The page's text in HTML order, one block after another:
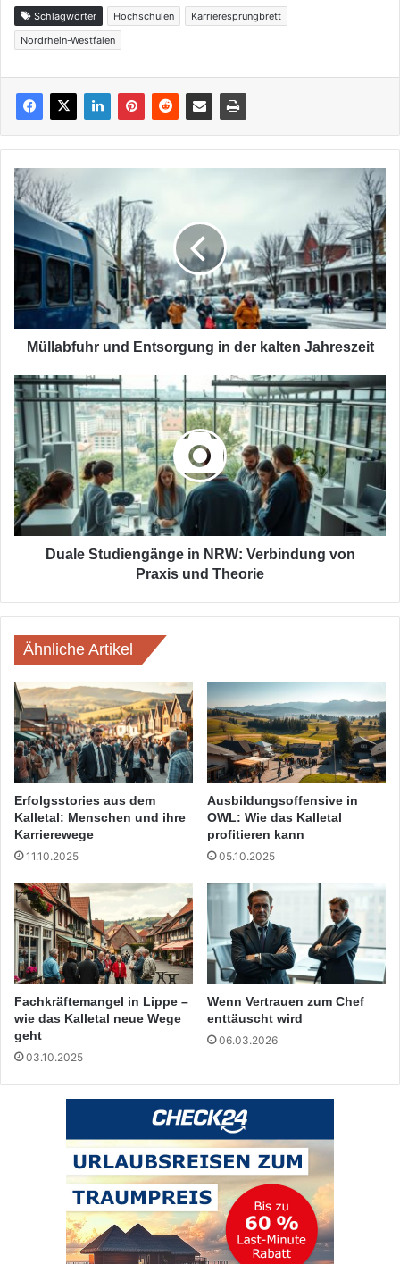
Schlagwörter Hochschulen
Karrieresprungbrett
Nordrhein-Westfalen
Müllabfuhr
und
Entsorgung
in
der
kalten
Jahreszeit
Müllabfuhr und Entsorgung in der kalten Jahreszeit
Duale
Studiengänge
in
NRW:
Verbindung
von
Praxis
und
Theorie
Duale Studiengänge in NRW: Verbindung von
Praxis und Theorie
Ähnliche Artikel
Erfolgsstories aus dem
Kalletal: Menschen und ihre
Karrierewege
11.10.2025
Ausbildungsoffensive in
OWL: Wie das Kalletal
profitieren kann
05.10.2025
Fachkräftemangel in Lippe –
wie das Kalletal neue Wege
geht
03.10.2025
Wenn Vertrauen zum Chef
enttäuscht wird
06.03.2026